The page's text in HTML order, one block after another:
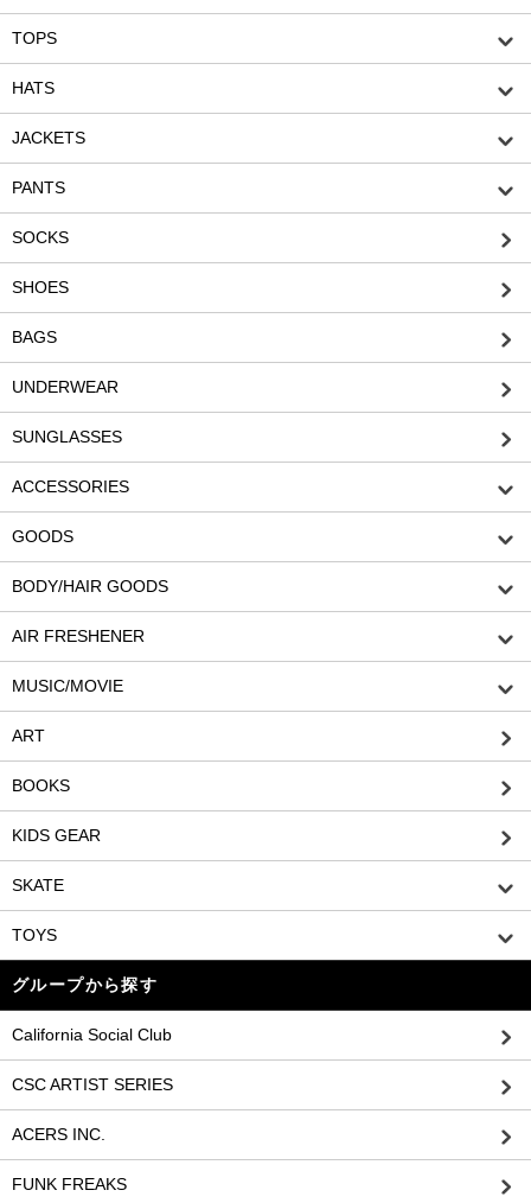
TOPS
HATS
JACKETS
PANTS
SOCKS
SHOES
BAGS
UNDERWEAR
SUNGLASSES
ACCESSORIES
GOODS
BODY/HAIR GOODS
AIR FRESHENER
MUSIC/MOVIE
ART
BOOKS
KIDS GEAR
SKATE
TOYS
グループから探す
California Social Club
CSC ARTIST SERIES
ACERS INC.
FUNK FREAKS